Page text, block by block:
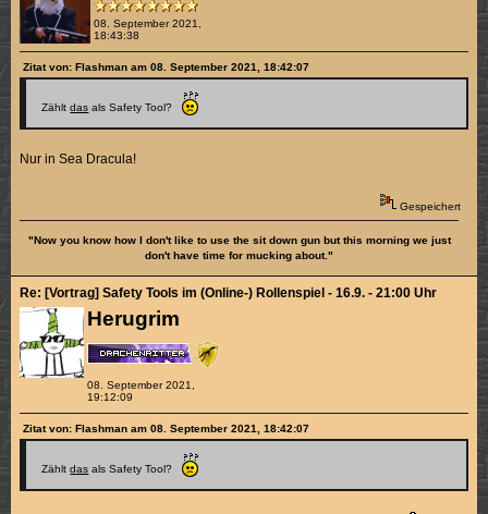
08. September 2021,
18:43:38
Zitat von: Flashman am 08. September 2021, 18:42:07
Zähltdas als Safety Tool?
Nur in Sea Dracula!
Gespeichert
"Now you know how I don't like to use the sit down gun but this morning we just
don't have time for mucking about."
Herugrim
08. September 2021,
19:12:09
Re: [Vortrag] Safety Tools im (Online-) Rollenspiel - 16.9. - 21:00 Uhr
Zitat von: Flashman am 08. September 2021, 18:42:07
Zähltdas als Safety Tool?